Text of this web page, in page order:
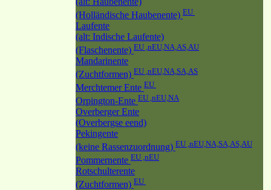
(Holländische Haubenente) EU
Laufente
(alt: Indische Laufente)
(Flaschenente) EU ,nEU,NA,AS,AU
Mandarinente
(Zuchtformen) EU ,nEU,NA,SA,AS
Merchtemer Ente EU
Orpington-Ente EU ,nEU,NA
Overberger Ente
(Overbergse eend)
Pekingente
(keine Rassenzuordnung) EU ,nEU,NA,SA,AS,AU
Pommernente EU ,nEU
Rotschulterente
(Zuchtformen) EU